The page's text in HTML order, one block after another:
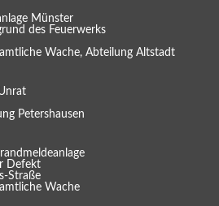
Münster
des Feuerwerks
Wache, Abteilung Altstadt
Petershausen
Defekt
Straße
Wache